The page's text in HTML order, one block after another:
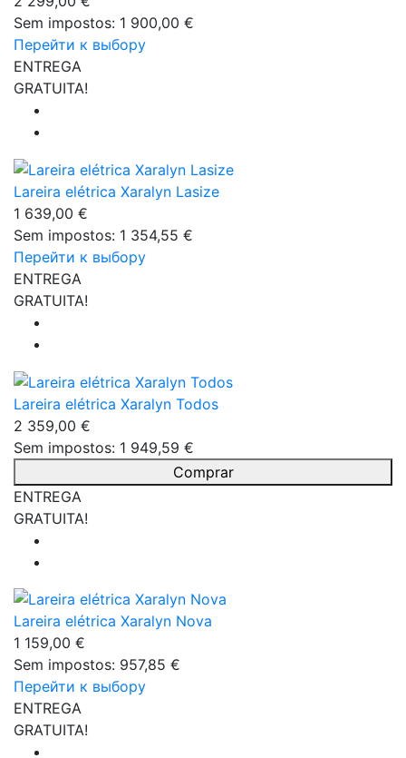
Sem impostos: 1 900,00 €
Перейти к выбору
ENTREGA
GRATUITA!
Lareira elétrica Xaralyn Lasize
1 639,00 €
Sem impostos: 1 354,55 €
Перейти к выбору
ENTREGA
GRATUITA!
Lareira elétrica Xaralyn Todos
2 359,00 €
Sem impostos: 1 949,59 €
Comprar
ENTREGA
GRATUITA!
Lareira elétrica Xaralyn Nova
1 159,00 €
Sem impostos: 957,85 €
Перейти к выбору
ENTREGA
GRATUITA!